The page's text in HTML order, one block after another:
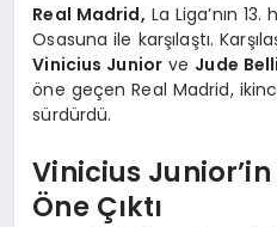
Real Madrid, La Liga’nın
Osasuna ile karşılaştı.
Vinicius Junior ve Jude
öne geçen Real Madrid,
sürdürdü.
Vinicius
Öne Çıktı